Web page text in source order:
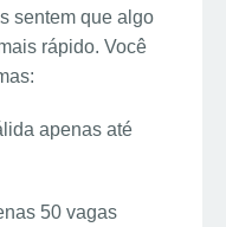
sentem que algo
rápido. Você
apenas até
50 vagas